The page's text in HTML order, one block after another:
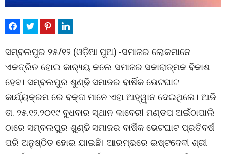
ସମ୍ବଲପୁର ୨୫/୧୨ (ଓଡ଼ିଆ ପୁଅ) -ସମାଜର ଲୋକମାନେ
ଏକତ୍ରିତ ହୋଇ କାର‌୍ୟ୍ୟ କଲେ ସମାଜର ସକାରାତ୍ମକ ବିକାଶ
ହେବ। ସମ୍ବଲପୁର ଶୁଣ୍ଢି ସମାଜର ବାର୍ଷିକ ଭେଟଘାଟ
କାର୍ଯ୍ୟକ୍ରମ ରେ ବକ୍ତା ମାନେ ଏହା ଆହ୍ୱାନ ଦେଇଥିଲେ। ଆଜି
ତା. ୨୫.୧୨.୨୦୧୯ ବୁଧବାର ସ୍ଥାନ କାବେରୀ ମଣ୍ଡପ ଅଇଁଠାପାଲି
ଠାରେ ସମ୍ବଲପୁର ଶୁଣ୍ଢି ସମାଜର ବାର୍ଷିକ ଭେଟଘାଟ ପ୍ରତିବର୍ଷ
ପରି ଅନୁଷ୍ଠିତ ହୋଇ ଯାଇଛି। ଆରମ୍ଭରେ ଇଷ୍ଟଦେବୀ ଶ୍ରୀ